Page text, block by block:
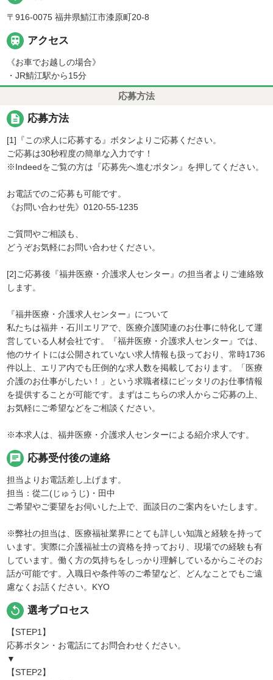
〒916-0075 福井県鯖江市漆原町20-8
 アクセス
《お車でお越しの場合》
・JR鯖江駅から15分
応募方法
description 応募方法
[1]『この求人に応募する』ボタンよりご応募ください。
ご応募は30秒程度の簡単な入力です！
※Indeedをご覧の方は『応募先へ進むボタン』を押してください。
お電話でのご応募も可能です。
《お問い合わせ先》0120-55-1235
ご質問やご相談も、
どうぞお気軽にお問い合わせください。
[2]ご応募後『福井医療・介護求人センター』の担当者よりご連絡致
します。
『福井医療・介護求人センター』について
私たちは福井・石川エリアで、医療介護関連のお仕事に特化して運
営している人材会社です。『福井医療・介護求人センター』では、
他のサイトには公開されていない求人情報も扱っており、常時1736
件以上、エリア内でも圧倒的な求人数を掲載しております。「医療
介護のお仕事がしたい！」という求職者様にピッタリのお仕事情報
を提供することが可能です。まずはこちらの求人からご応募の上、
お気軽にご希望などをご相談ください。
※本求人は、福井医療・介護求人センターによる紹介求人です。
chat 応募受付後の連絡
担当よりお電話差し上げます。
担当：從二(じゅうじ)・田中
ご希望やご要望をお伺いした上で、面談日のご案内をいたします。
※弊社の担当は、医療福祉業界にとても詳しい知識と経験を持って
います。実際に介護福祉士の資格を持っており、現場での経験も有
しています。働く方の気持ちをしっかり理解しているからこそのお
話が可能です。入職日や条件等のご希望など、どんなことでもご遠
慮なくお話ください。KYO
replay 選考プロセス
【STEP1】
応募ボタン・お電話にてお問合わせください。
▼
【STEP2】